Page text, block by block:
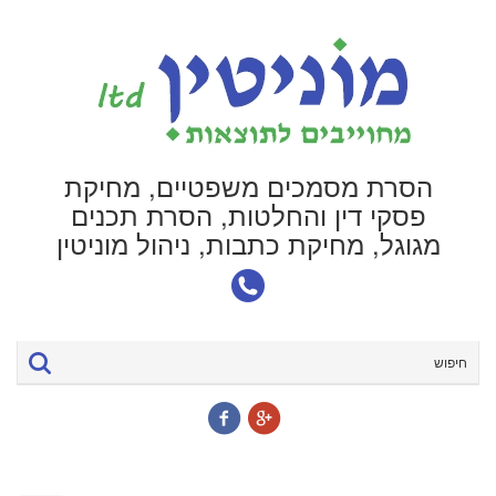
הסרת מסמכים משפטיים, מחיקת
פסקי דין והחלטות, הסרת תכנים
מגוגל, מחיקת כתבות, ניהול מוניטין